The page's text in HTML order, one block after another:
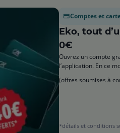
Comptes et
Eko, tout
0€
Ouvrez un compte
l’application. En ce
(offres soumises à
*détails et conditions